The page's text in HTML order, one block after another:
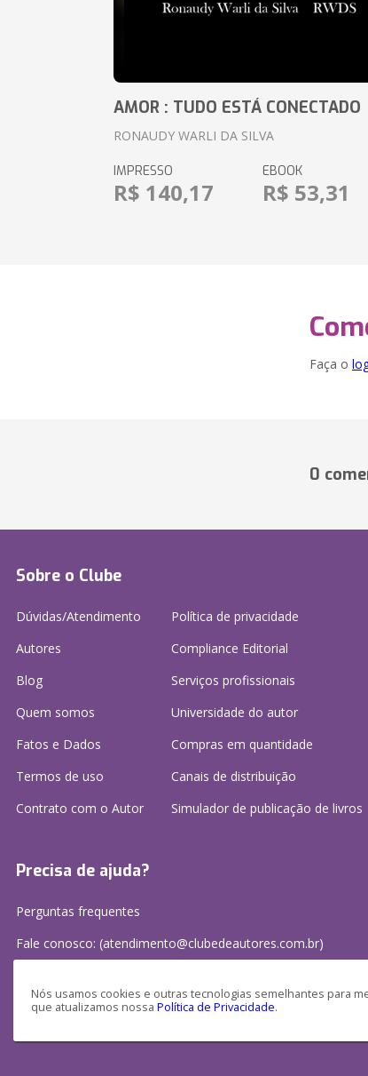
Nós usamos cookies e outras tecnologias semelhantes para
que atualizamos nossa Política de Privacidade.
AMOR : TUDO ESTÁ CONECTADO
RONAUDY WARLI DA SILVA
IMPRESSO
R$ 140,17
EBOOK
R$ 53,31
Faça o
0
Sobre o Clube
Dúvidas/Atendimento
Autores
Blog
Quem somos
Fatos e Dados
Termos de uso
Contrato com o Autor
Política de privacidade
Compliance Editorial
Serviços profissionais
Universidade do autor
Compras em quantidade
Canais de distribuição
Simulador de publicação de livros
Precisa de ajuda?
Perguntas frequentes
Fale conosco: (atendimento@clubedeautores.com.br)
Clube de Autores Publicações S/A - CNPJ: 16.779.786/0001-27